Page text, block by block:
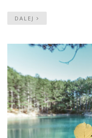
DALEJ